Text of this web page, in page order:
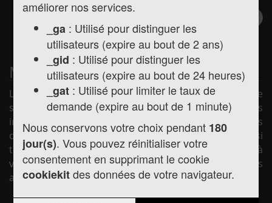
améliorer nos services.
_ga : Utilisé pour distinguer les
utilisateurs (expire au bout de 2 ans)
_gid : Utilisé pour distinguer les
utilisateurs (expire au bout de 24 heures)
_gat : Utilisé pour limiter le taux de
demande (expire au bout de 1 minute)
Nous conservons votre choix pendant 180
jour(s). Vous pouvez réinitialiser votre
consentement en supprimant le cookie
cookiekitdes données de votre navigateur.
Inscription à la
newsletter
Mairie de Montréjeau
La mairie de Montréjeau vous souhaite la bienvenue
sur son site internet afin de vous présenter les
informations pratiques concernant la mairie (horaires
d'ouverture, les élus, la vie municipale, etc.) mais aussi
toute l'actualité de la commune, les services mis à
votre disposition et les liens utiles pour vos démarches
administratives.